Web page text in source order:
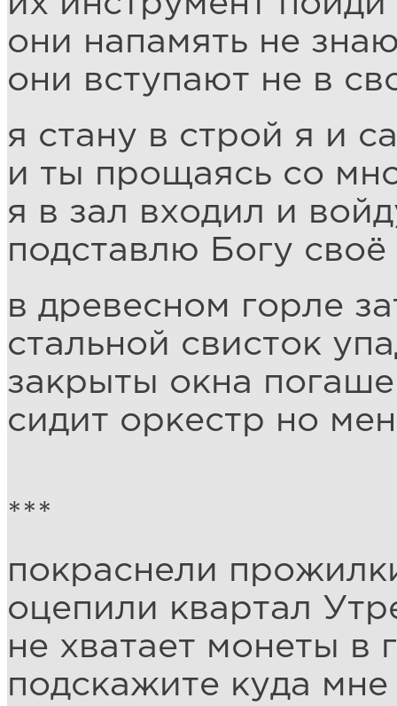
они напамять не
они вступают не в
я стану в строй я и
и ты прощаясь со
я в зал входил и
подставлю Богу своё
в древесном горле
стальной свисток
закрыты окна
сидит оркестр но
***
покраснели
оцепили квартал
не хватает монеты в
подскажите куда мне